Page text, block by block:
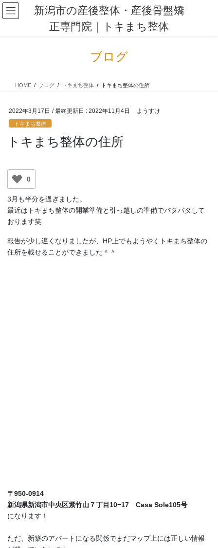
コ
ン
ナ
ビ
新潟市の産後整体・産後骨盤矯
正専門院｜トキまち整体
ブログ
HOME ブログ トキまち整体 トキまち整体の住所
2022年3月17日 / 最終更新日 : 2022年11月4日 ようすけ
トキまち整体
トキまち整体の住所
0
3月も半分を過ぎました。
最近はトキまち整体の開業準備と引っ越しの準備でバタバタして
おります笑
報告が少し遅くなりましたが、HP上でもようやくトキまち整体の
住所を載せることができました＾＾
〒950-0914
新潟県新潟市中央区紫竹山７丁目10−17 Casa Sole105号
になります！
ただ、新築のアパートになる関係でまだマップ上には正しい情報